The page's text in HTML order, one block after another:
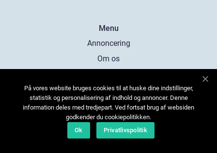
Menu
Annoncering
Om os
Kontakt os
Sitemap
På vores website bruges cookies til at huske dine indstillinger,
statistik og personalisering af indhold og annoncer. Denne
information deles med tredjepart. Ved fortsat brug af websiden
godkender du cookiepolitikken.
Ok
Privatlivspolitik